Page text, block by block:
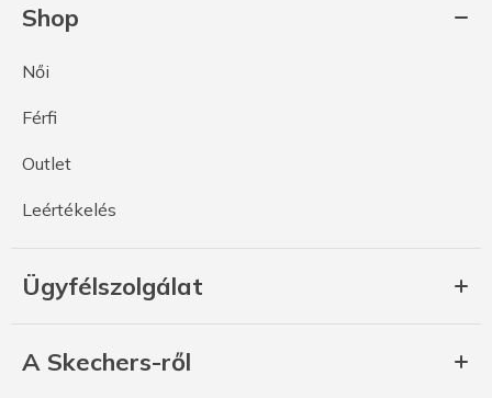
Shop
Női
Férfi
Outlet
Leértékelés
Ügyfélszolgálat
A Skechers-ről